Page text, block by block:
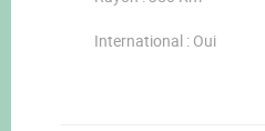
International : Oui